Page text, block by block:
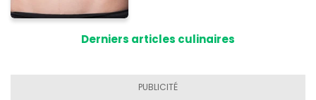
Derniers articles culinaires